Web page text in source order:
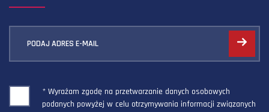
PODAJ ADRES E-MAIL
* Wyrażam zgodę na przetwarzanie danych osobowych
podanych powyżej w celu otrzymywania informacji związanych